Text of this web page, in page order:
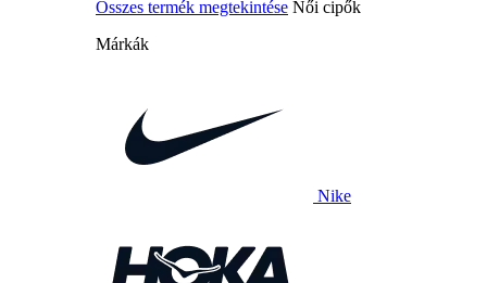
Összes termék megtekintése Női cipők
Márkák
Nike